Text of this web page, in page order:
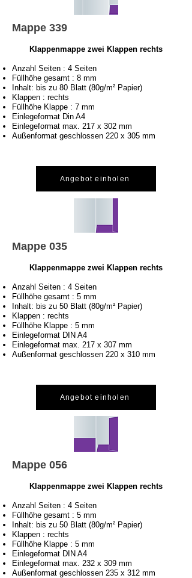
Mappe 339
Klappenmappe zwei Klappen rechts
Anzahl Seiten : 4 Seiten
Füllhöhe gesamt : 8 mm
Inhalt: bis zu 80 Blatt (80g/m² Papier)
Klappen : rechts
Füllhöhe Klappe : 7 mm
Einlegeformat Din A4
Einlegeformat max. 217 x 302 mm
Außenformat geschlossen 220 x 305 mm
Angebot einholen
Mappe 035
Klappenmappe zwei Klappen rechts
Anzahl Seiten : 4 Seiten
Füllhöhe gesamt : 5 mm
Inhalt: bis zu 50 Blatt (80g/m² Papier)
Klappen : rechts
Füllhöhe Klappe : 5 mm
Einlegeformat DIN A4
Einlegeformat max. 217 x 307 mm
Außenformat geschlossen 220 x 310 mm
Angebot einholen
Mappe 056
Klappenmappe zwei Klappen rechts
Anzahl Seiten : 4 Seiten
Füllhöhe gesamt : 5 mm
Inhalt: bis zu 50 Blatt (80g/m² Papier)
Klappen : rechts
Füllhöhe Klappe : 5 mm
Einlegeformat DIN A4
Einlegeformat max. 232 x 309 mm
Außenformat geschlossen 235 x 312 mm